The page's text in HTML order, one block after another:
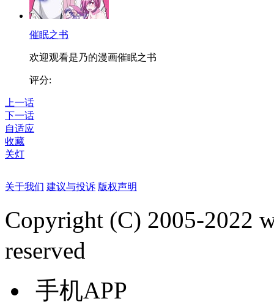
催眠之书
欢迎观看是乃的漫画催眠之书
评分:
上一话
下一话
自适应
收藏
关灯
关于我们 建议与投诉 版权声明
Copyright (C) 2005-2022
reserved
手机APP